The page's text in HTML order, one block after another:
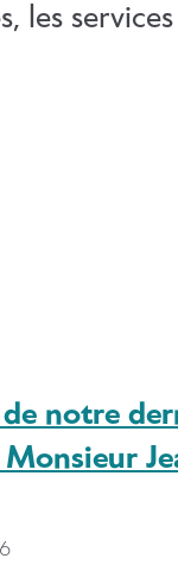
les
notre